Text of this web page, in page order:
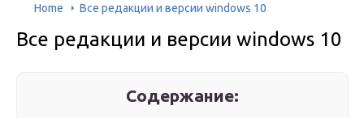
Home Все редакции и версии windows 10
Все редакции и версии windows 10
Содержание: